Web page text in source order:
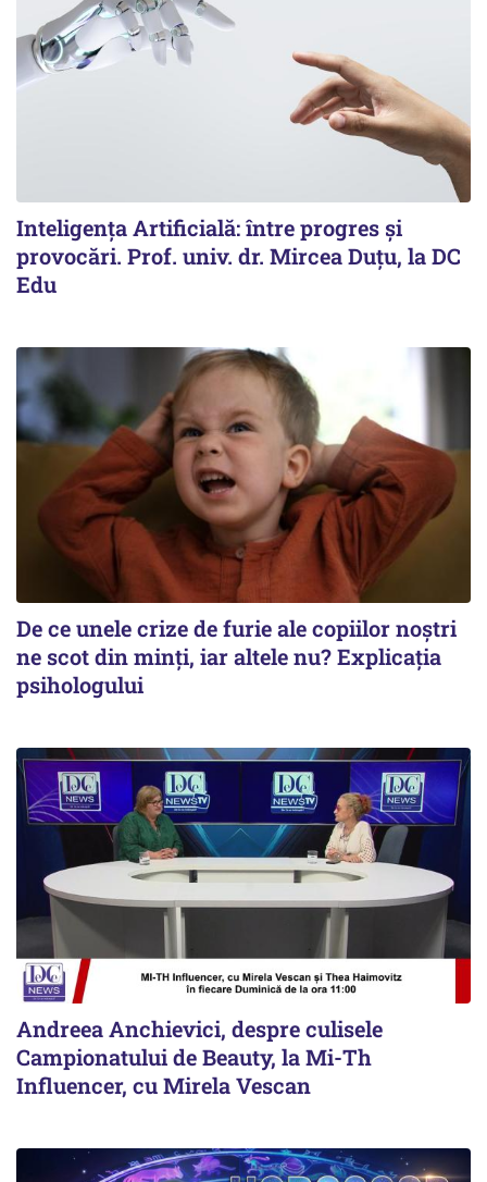
Inteligența Artificială: între progres și
provocări. Prof. univ. dr. Mircea Duțu, la DC
Edu
De ce unele crize de furie ale copiilor noștri
ne scot din minți, iar altele nu? Explicația
psihologului
Andreea Anchievici, despre culisele
Campionatului de Beauty, la Mi-Th
Influencer, cu Mirela Vescan